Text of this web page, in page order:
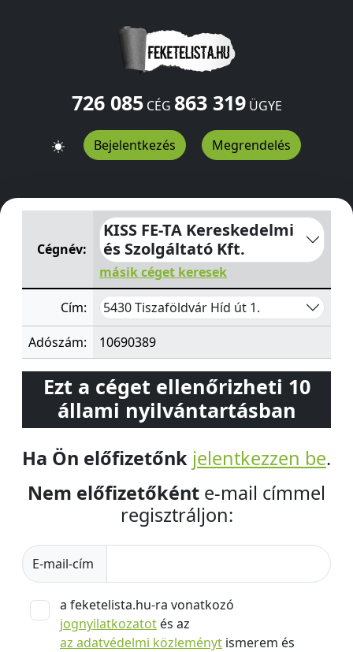
726 085CÉG 863 319ÜGYE
Bejelentkezés Megrendelés
KISS FE-TA Kereskedelmi és Szolgáltató Kft.Híd út 1.
Cégnév:
KISS FE-TA Kereskedelmi
és Szolgáltató Kft.
másik céget keresek
Cím: 5430 Tiszaföldvár Híd út 1.
Adószám: 10690389
Ezt a céget ellenőrizheti 10
állami nyilvántartásban
Ha Ön előfizetőnk jelentkezzen be.
Nem előfizetőként e-mail címmel
regisztráljon:
E-mail-cím
a feketelista.hu-ra vonatkozó
jognyilatkozatot és az
az adatvédelmi közleményt ismerem és